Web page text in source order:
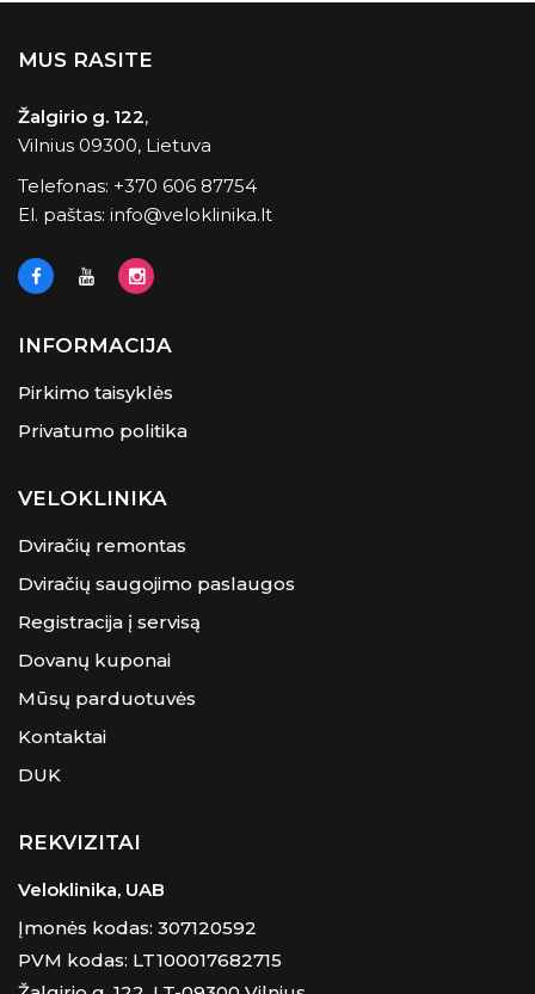
MUS RASITE
Žalgirio g. 122,
Vilnius 09300, Lietuva
Telefonas: +370 606 87754
El. paštas: info@veloklinika.lt
INFORMACIJA
Pirkimo taisyklės
Privatumo politika
VELOKLINIKA
Dviračių remontas
Dviračių saugojimo paslaugos
Registracija į servisą
Dovanų kuponai
Mūsų parduotuvės
Kontaktai
DUK
REKVIZITAI
Veloklinika, UAB
Įmonės kodas: 307120592
PVM kodas: LT100017682715